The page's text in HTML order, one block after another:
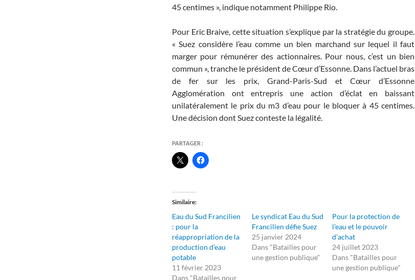
45 centimes », indique notamment Philippe Rio.
Pour Eric Braive, cette situation s’explique par la stratégie du groupe.
« Suez considère l’eau comme un bien marchand sur lequel il faut
marger pour rémunérer des actionnaires. Pour nous, c’est un bien
commun », tranche le président de Cœur d’Essonne. Dans l’actuel bras
de fer sur les prix, Grand-Paris-Sud et Cœur d’Essonne
Agglomération ont entrepris une action d’éclat en baissant
unilatéralement le prix du m3 d’eau pour le bloquer à 45 centimes.
Une décision dont Suez conteste la légalité.
PARTAGER :
Similaire
Eau du Sud Francilien
: pour la
réappropriation de la
production d’eau
potable
11 février 2023
Dans "Batailles pour
Le syndicat Eau du Sud
Francilien défie Suez
25 janvier 2024
Dans "Batailles pour
une gestion publique"
Pour la protection de
l’eau et le pouvoir
d’achat
24 juillet 2023
Dans "Batailles pour
une gestion publique"